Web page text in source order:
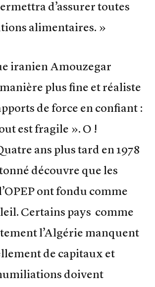
d’assurer toutes
alimentaires. »
iranien Amouzegar
plus fine et réaliste
de force en confiant :
est fragile ». O !
ans plus tard en 1978
découvre que les
ont fondu comme
Certains pays comme
l’Algérie manquent
de capitaux et
doivent